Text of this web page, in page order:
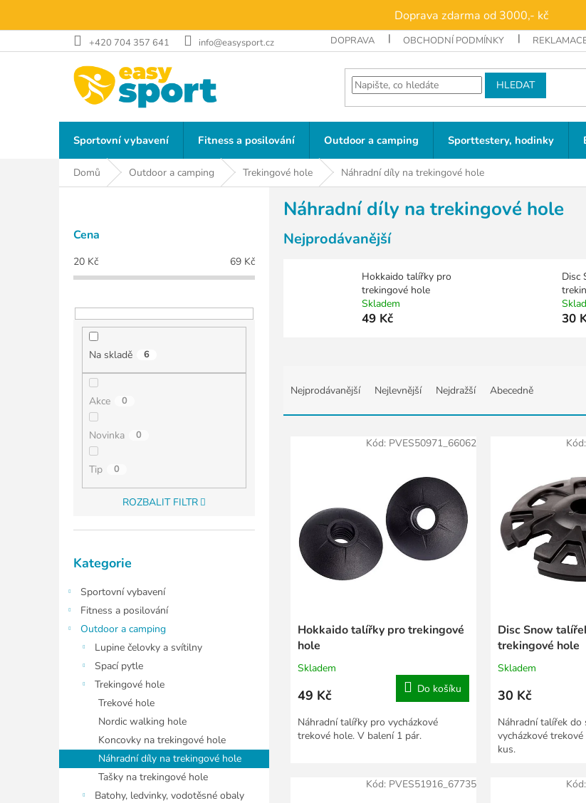
obsah
Doprava zdarma od 3000,- kč
+420 704 357 641 info@easysport.cz DOPRAVA OBCHODNÍ PODMÍNKY
HLEDAT
Sportovní vybavení Fitness a posilování Outdoor a camping Sporttestery, hodinky
Domů Outdoor a camping Trekingové hole Náhradní díly na trekingové hole
P
Cena
20 Kč 69 Kč
Na skladě 6
Akce 0
Novinka 0
Tip 0
ROZBALIT FILTR
kategorie
Kategorie
Sportovní vybavení
Fitness a posilování
Outdoor a camping
Lupine čelovky a svítilny
Spací pytle
Trekingové hole
Trekové hole
Nordic walking hole
Koncovky na trekingové hole
Náhradní díly na trekingové hole
Tašky na trekingové hole
Batohy, ledvinky, vodotěsné obaly
Náhradní díly na trekingové hole
Nejprodávanější
Hokkaido talířky pro
trekingové hole
Skladem
49 Kč
Disc
30
e
Nejprodávanější Nejlevnější Nejdražší Abecedně
Hokkaido talířky pro trekingové
hole
Skladem
49 Kč Do košíku
Náhradní talířky pro vycházkové
trekové hole. V balení 1 pár.
Kód: PVES50971_66062
Disc Snow
trekingové hole
Skladem
30 Kč
Náhradní talířek do
vycházkové
kus.
Kód:
Kód: PVES51916_67735 Kód: